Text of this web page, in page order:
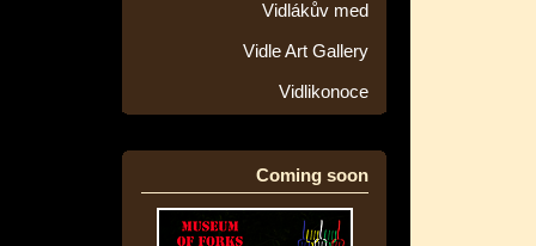
Vidlákův med
Vidle Art Gallery
Vidlikonoce
Coming soon